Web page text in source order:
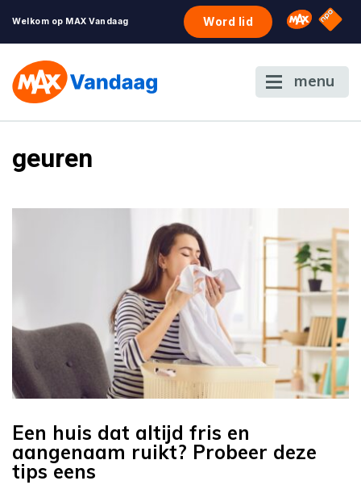
Welkom op MAX Vandaag Word lid Omroep
NPO
menu
geuren
Een huis dat altijd fris en
aangenaam ruikt? Probeer deze
tips eens